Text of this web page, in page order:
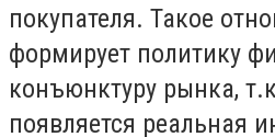
покупателя. Такое
формирует политику
конъюнктуру рынка,
появляется реальная